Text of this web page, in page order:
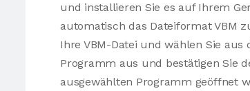
und installieren Sie es auf Ihrem
automatisch das Dateiformat VBM
Ihre VBM-Datei und wählen Sie aus
Programm aus und bestätigen Sie
ausgewählten Programm geöffnet